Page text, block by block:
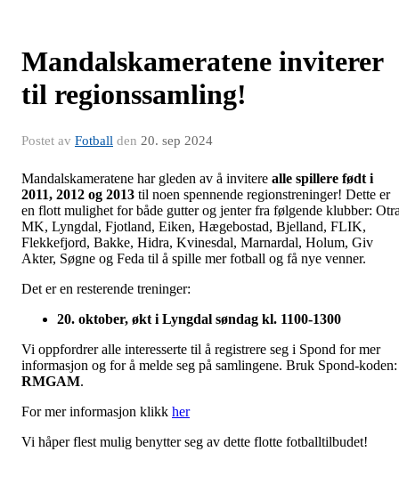
Mandalskameratene inviterer
til regionssamling!
Postet av Fotball den 20. sep 2024
Mandalskameratene har gleden av å invitere alle spillere født i
2011, 2012 og 2013 til noen spennende regionstreninger! Dette er
en flott mulighet for både gutter og jenter fra følgende klubber:
MK, Lyngdal, Fjotland, Eiken, Hægebostad, Bjelland, FLIK,
Flekkefjord, Bakke, Hidra, Kvinesdal, Marnardal, Holum, Giv
Akter, Søgne og Feda til å spille mer fotball og få nye venner.
Det er en resterende treninger:
20. oktober, økt i Lyngdal søndag kl. 1100-1300
Vi oppfordrer alle interesserte til å registrere seg i Spond for mer
informasjon og for å melde seg på samlingene. Bruk Spond-koden:
RMGAM.
For mer informasjon klikk her
Vi håper flest mulig benytter seg av dette flotte fotballtilbudet!